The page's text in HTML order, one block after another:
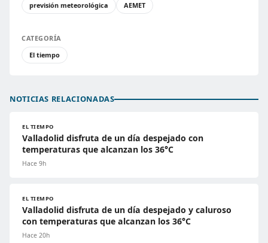
previsión meteorológica
AEMET
CATEGORÍA
El tiempo
NOTICIAS RELACIONADAS
EL TIEMPO
Valladolid disfruta de un día despejado con
temperaturas que alcanzan los 36°C
Hace 9h
EL TIEMPO
Valladolid disfruta de un día despejado y caluroso
con temperaturas que alcanzan los 36°C
Hace 20h